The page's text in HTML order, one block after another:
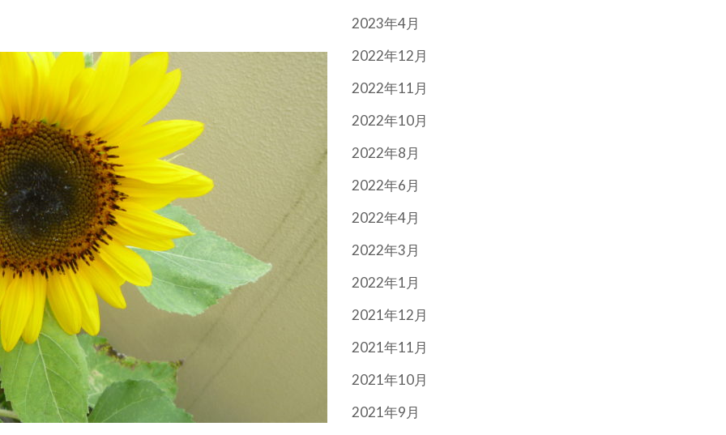
2023年4月
2022年12月
2022年11月
2022年10月
2022年8月
2022年6月
2022年4月
2022年3月
2022年1月
2021年12月
2021年11月
2021年10月
2021年9月